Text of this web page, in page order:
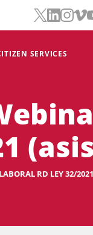
SERVICES
RD LEY 32/